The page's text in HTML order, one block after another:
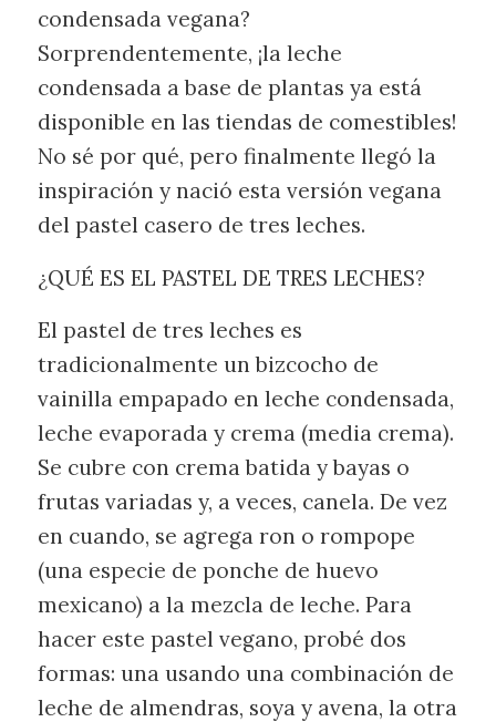
condensada vegana?
Sorprendentemente, ¡la leche
condensada a base de plantas ya está
disponible en las tiendas de comestibles!
No sé por qué, pero finalmente llegó la
inspiración y nació esta versión vegana
del pastel casero de tres leches.
¿QUÉ ES EL PASTEL DE TRES LECHES?
El pastel de tres leches es
tradicionalmente un bizcocho de
vainilla empapado en leche condensada,
leche evaporada y crema (media crema).
Se cubre con crema batida y bayas o
frutas variadas y, a veces, canela. De vez
en cuando, se agrega ron o rompope
(una especie de ponche de huevo
mexicano) a la mezcla de leche. Para
hacer este pastel vegano, probé dos
formas: una usando una combinación de
leche de almendras, soya y avena, la otra